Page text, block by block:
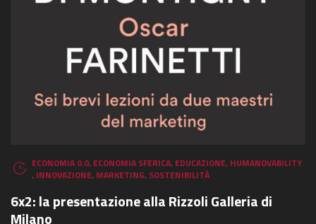
ECONOMIA 0.0, ECONOMIA SFERICA, EDUCAZIONE, HUMANOVABILITY
, INNOVAZIONE, MARKETING, SOSTENIBILITÀ
6x2: la presentazione alla Rizzoli Galleria di
Milano